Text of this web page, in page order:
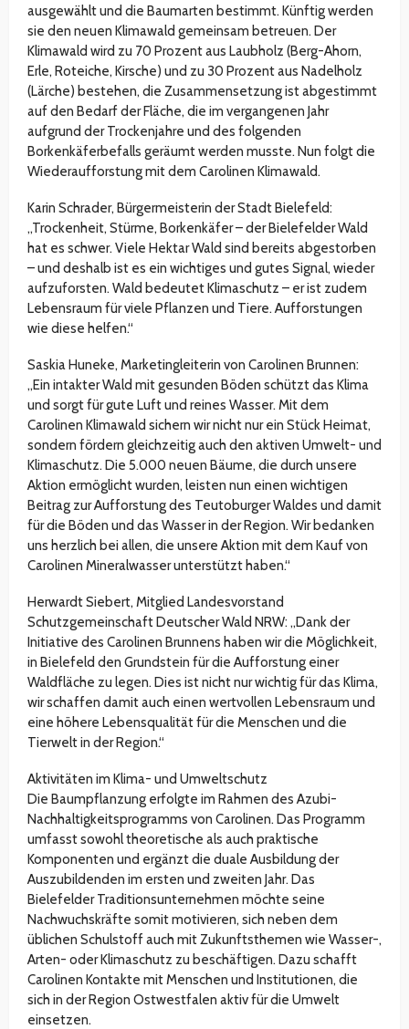
ausgewählt und die Baumarten bestimmt. Künftig werden
sie den neuen Klimawald gemeinsam betreuen. Der
Klimawald wird zu 70 Prozent aus Laubholz (Berg-Ahorn,
Erle, Roteiche, Kirsche) und zu 30 Prozent aus Nadelholz
(Lärche) bestehen, die Zusammensetzung ist abgestimmt
auf den Bedarf der Fläche, die im vergangenen Jahr
aufgrund der Trockenjahre und des folgenden
Borkenkäferbefalls geräumt werden musste. Nun folgt die
Wiederaufforstung mit dem Carolinen Klimawald.
Karin Schrader, Bürgermeisterin der Stadt Bielefeld:
„Trockenheit, Stürme, Borkenkäfer – der Bielefelder Wald
hat es schwer. Viele Hektar Wald sind bereits abgestorben
– und deshalb ist es ein wichtiges und gutes Signal, wieder
aufzuforsten. Wald bedeutet Klimaschutz – er ist zudem
Lebensraum für viele Pflanzen und Tiere. Aufforstungen
wie diese helfen.“
Saskia Huneke, Marketingleiterin von Carolinen Brunnen:
„Ein intakter Wald mit gesunden Böden schützt das Klima
und sorgt für gute Luft und reines Wasser. Mit dem
Carolinen Klimawald sichern wir nicht nur ein Stück Heimat,
sondern fördern gleichzeitig auch den aktiven Umwelt- und
Klimaschutz. Die 5.000 neuen Bäume, die durch unsere
Aktion ermöglicht wurden, leisten nun einen wichtigen
Beitrag zur Aufforstung des Teutoburger Waldes und damit
für die Böden und das Wasser in der Region. Wir bedanken
uns herzlich bei allen, die unsere Aktion mit dem Kauf von
Carolinen Mineralwasser unterstützt haben.“
Herwardt Siebert, Mitglied Landesvorstand
Schutzgemeinschaft Deutscher Wald NRW: „Dank der
Initiative des Carolinen Brunnens haben wir die Möglichkeit,
in Bielefeld den Grundstein für die Aufforstung einer
Waldfläche zu legen. Dies ist nicht nur wichtig für das Klima,
wir schaffen damit auch einen wertvollen Lebensraum und
eine höhere Lebensqualität für die Menschen und die
Tierwelt in der Region.“
Aktivitäten im Klima- und Umweltschutz
Die Baumpflanzung erfolgte im Rahmen des Azubi-
Nachhaltigkeitsprogramms von Carolinen. Das Programm
umfasst sowohl theoretische als auch praktische
Komponenten und ergänzt die duale Ausbildung der
Auszubildenden im ersten und zweiten Jahr. Das
Bielefelder Traditionsunternehmen möchte seine
Nachwuchskräfte somit motivieren, sich neben dem
üblichen Schulstoff auch mit Zukunftsthemen wie Wasser-,
Arten- oder Klimaschutz zu beschäftigen. Dazu schafft
Carolinen Kontakte mit Menschen und Institutionen, die
sich in der Region Ostwestfalen aktiv für die Umwelt
einsetzen.